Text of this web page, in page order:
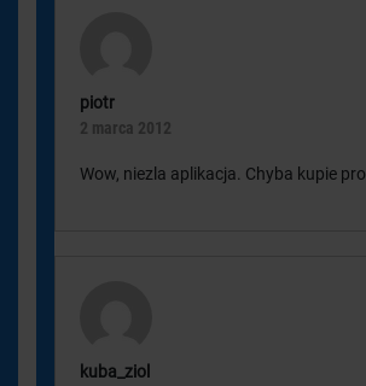
piotr
2 marca 2012
Wow, niezla aplikacja. Chyba kupie pro.
kuba_ziol